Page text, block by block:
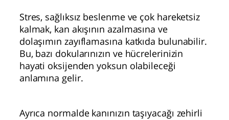
Stres, sağlıksız beslenme ve çok hareketsiz
kalmak, kan akışının azalmasına ve
dolaşımın zayıflamasına katkıda bulunabilir.
Bu, bazı dokularınızın ve hücrelerinizin
hayati oksijenden yoksun olabileceği
anlamına gelir.
Ayrıca normalde kanınızın taşıyacağı zehirli